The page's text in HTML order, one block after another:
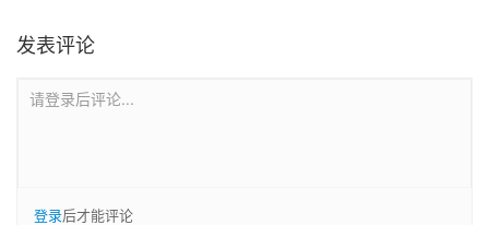
发表评论
请登录后评论...
登录后才能评论